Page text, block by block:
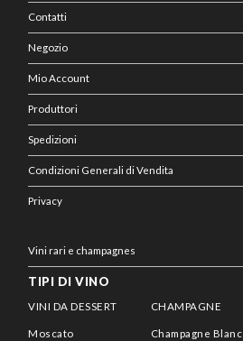
Contatti
Negozio
Mio Account
Produttori
Spedizioni
Condizioni Generali di Vendita
Privacy
Vini rari e champagnes
TIPI DI VINO
VINI DA DESSERT
Moscato
CHAMPAGNE
Champagne Blanc